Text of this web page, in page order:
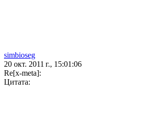
simbioseg
20 окт. 2011 г., 15:01:06
Re[x-meta]:
Цитата: